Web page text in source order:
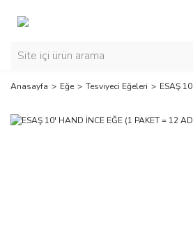
Anasayfa Eğe Tesviyeci Eğeleri ESAŞ